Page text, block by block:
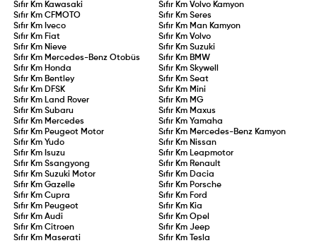
Sıfır Km Kawasaki Sıfır Km Volvo Kamyon
Sıfır KmCFMOTO Sıfır Km Seres
Sıfır Km Iveco Sıfır Km Man Kamyon
Sıfır Km Fiat Sıfır Km Volvo
Sıfır Km Nieve Sıfır Km Suzuki
Sıfır Km Mercedes-Benz Otobüs Sıfır Km BMW
Sıfır Km Honda Sıfır Km Skywell
Sıfır Km Bentley Sıfır Km Seat
Sıfır Km DFSK Sıfır Km Mini
Sıfır Km Land Rover Sıfır Km MG
Sıfır KmSubaru Sıfır Km Maxus
Sıfır Km Mercedes Sıfır Km Yamaha
Sıfır Km Peugeot Motor Sıfır Km Mercedes-Benz Kamyon
Sıfır KmYudo Sıfır Km Nissan
Sıfır Km Isuzu Sıfır Km Leapmotor
Sıfır KmSsangyong Sıfır Km Renault
Sıfır KmSuzuki Motor Sıfır Km Dacia
Sıfır KmGazelle Sıfır Km Porsche
Sıfır KmCupra Sıfır Km Ford
Sıfır Km Peugeot Sıfır Km Kia
Sıfır KmAudi Sıfır Km Opel
Sıfır KmCitroen Sıfır Km Jeep
Sıfır Km Maserati Sıfır Km
Tesla